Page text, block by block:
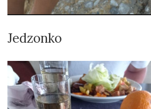
Jedzonko